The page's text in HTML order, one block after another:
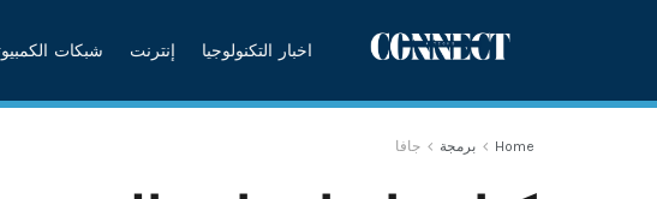
اخبار التكنولوجيا إنترنت شبكات
Home برمجة جافا